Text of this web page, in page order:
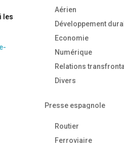
les
Aérien
Développement
Economie
Numérique
Relations
Divers
Presse espagnole
Routier
Ferroviaire